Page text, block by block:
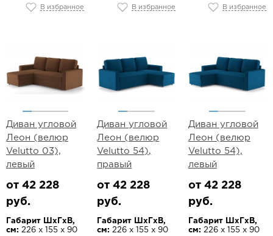
В избранное В избранное В избранное
Диван угловой
Леон (велюр
Velutto 03),
левый
от 42 228
руб.
Габарит ШхГхВ,
см: 226 х 155 х 90
Диван угловой
Леон (велюр
Velutto 54),
правый
от 42 228
руб.
Габарит ШхГхВ,
см: 226 х 155 х 90
Диван угловой
Леон (велюр
Velutto 54),
левый
от 42 228
руб.
Габарит ШхГхВ,
см: 226 х 155 х 90